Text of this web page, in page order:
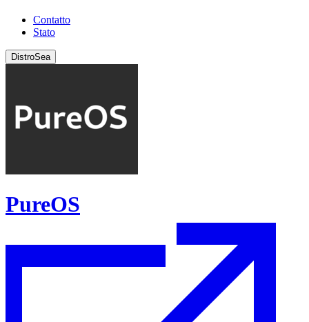
Contatto
Stato
DistroSea
PureOS